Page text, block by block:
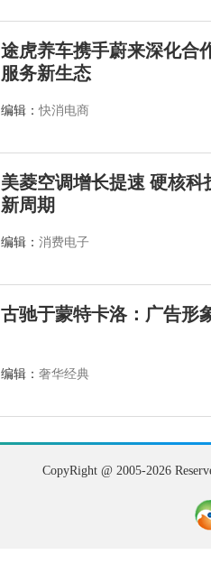
途虎养车携手蔚来深化合
服务新生态
编辑：快消电商
美菱空调增长提速 硬核
新周期
编辑： 消费电子
古驰于蒙特卡洛：广告形
编辑： 奢华经典
CopyRight @ 2005-2026